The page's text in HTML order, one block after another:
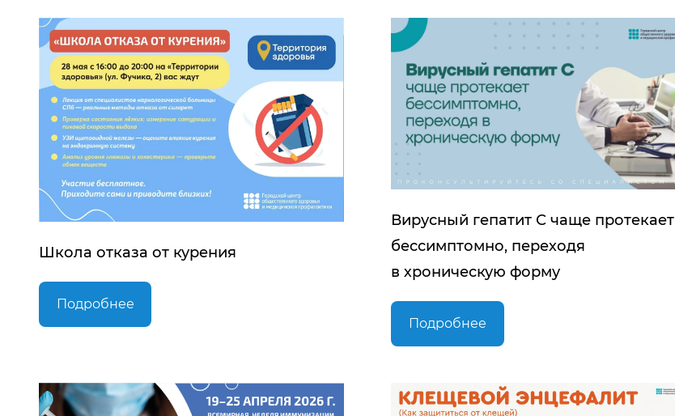
Школа отказа от курения
Подробнее
Вирусный гепатит С чаще протекает
бессимптомно, переходя
в хроническую форму
Подробнее